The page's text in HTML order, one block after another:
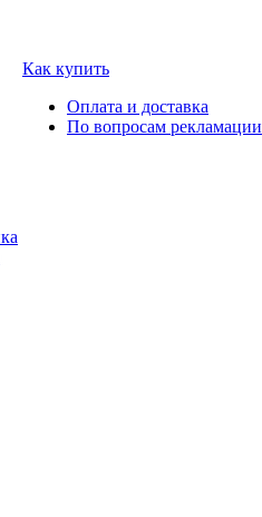
Как купить
Оплата и доставка
По вопросам рекламации